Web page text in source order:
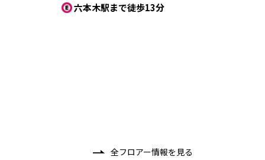
六本木駅まで徒歩13分
全フロアー情報を見る